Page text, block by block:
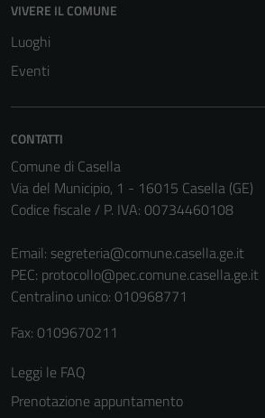
VIVERE IL COMUNE
Luoghi
Eventi
CONTATTI
Comune di Casella
Via del Municipio, 1 - 16015 Casella (GE)
Codice fiscale / P. IVA: 00734460108
Email: segreteria@comune.casella.ge.it
PEC: protocollo@pec.comune.casella.ge.it
Centralino unico: 010968771
Fax: 0109670211
Leggi le FAQ
Prenotazione appuntamento
Tecnici
Questi
per il